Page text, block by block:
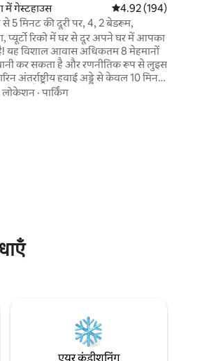
समीक्षाएँ
में गेस्टहाउस औसत रेटिंग 5 में से 4.92,
4.92 (194)
से 5 मिनट की दूरी पर, 4, 2 बेडरूम,
प्यूर्टो रिको में घर से दूर अपने घर में आपका
यह विशाल आवास अधिकतम 8 मेहमानों
कर सकता है और रणनीतिक रूप से लुइस
अंतर्राष्ट्रीय हवाई अड्डे से केवल 10 मिनट
स्थित है, जो इसे आपके आराम और
लोकेशन ·पार्किंग
एयर कंडीशनिंग